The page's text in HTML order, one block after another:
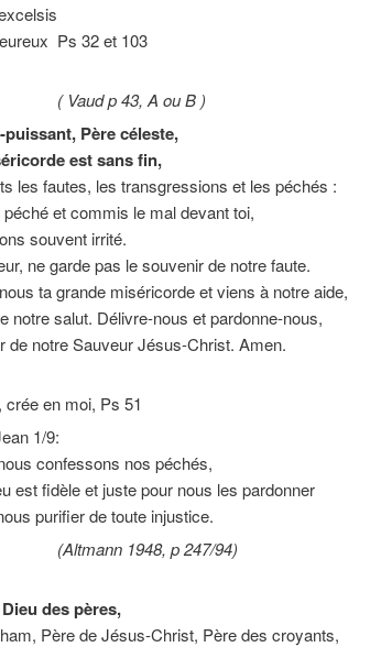
Ps 32 et 103
p 43, A ou B )
Père céleste,
est sans fin,
les fautes, les transgressions et les péchés :
et commis le mal devant toi,
souvent irrité.
ne garde pas le souvenir de notre faute.
ta grande miséricorde et viens à notre aide,
notre salut. Délivre-nous et pardonne-nous,
de notre Sauveur Jésus-Christ. Amen.
en moi, Ps 51
1/9:
nos péchés,
et juste pour nous les pardonner
de toute injustice.
(Altmann 1948, p 247/94)
des pères,
Père de Jésus-Christ, Père des croyants,